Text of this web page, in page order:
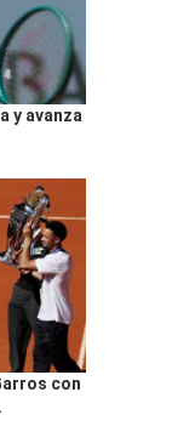
y avanza
con